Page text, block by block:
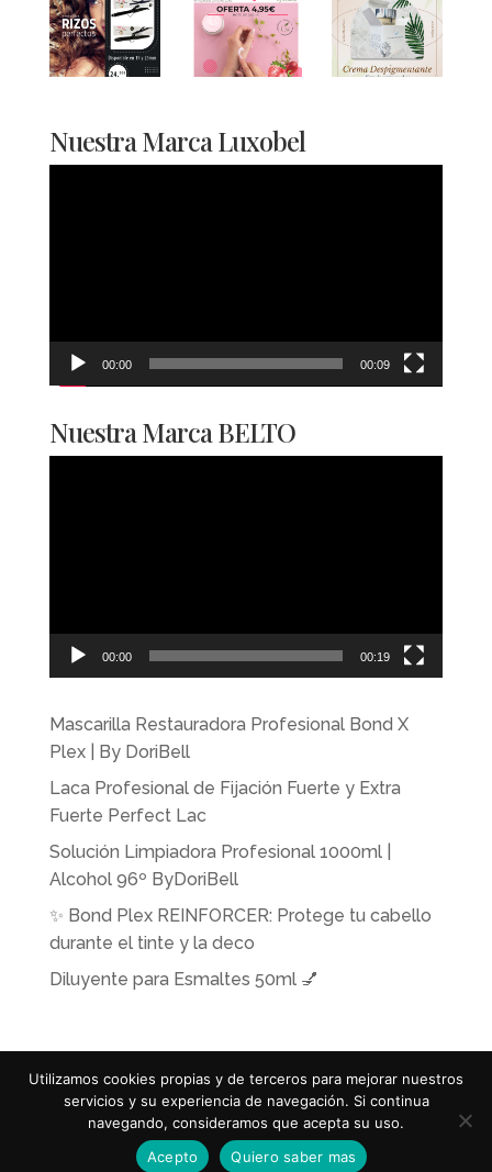
Nuestra Marca Luxobel
00:00 00:09
Nuestra Marca BELTO
00:00 00:19
Mascarilla Restauradora Profesional Bond X
Plex | By DoriBell
Laca Profesional de Fijación Fuerte y Extra
Fuerte Perfect Lac
Solución Limpiadora Profesional 1000ml |
Alcohol 96º ByDoriBell
✨ Bond Plex REINFORCER: Protege tu cabello
durante el tinte y la deco
Diluyente para Esmaltes 50ml 💅
© 2019 ByDoribell | Diseño Gráfico y Web 💡
ViviMagical.com
| Desarrollo WebMagicalWebStudio
Utilizamos cookies propias y de terceros para mejorar nuestros
servicios y su experiencia de navegación. Si continua
navegando, consideramos que acepta su uso.
Acepto
Quiero saber mas